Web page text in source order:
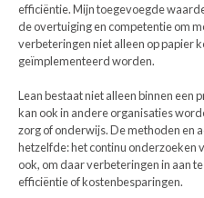
efficiëntie. Mijn toegevoegde
de overtuiging en competentie om
verbeteringen niet alleen op papier
geïmplementeerd worden.
Lean bestaat niet alleen binnen een
kan ook in andere organisaties
zorg of onderwijs. De methoden en
hetzelfde: het continu onderzoeken
ook, om daar verbeteringen in aan
efficiëntie of kostenbesparingen.